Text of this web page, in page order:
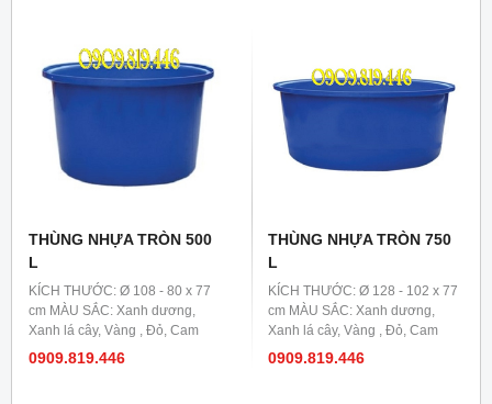
THÙNG NHỰA TRÒN 500
L
KÍCH THƯỚC: Ø 108 - 80 x 77
cm MÀU SẮC: Xanh dương,
Xanh lá cây, Vàng , Đỏ, Cam
0909.819.446
THÙNG NHỰA TRÒN 750
L
KÍCH THƯỚC: Ø 128 - 102 x 77
cm MÀU SẮC: Xanh dương,
Xanh lá cây, Vàng , Đỏ, Cam
0909.819.446